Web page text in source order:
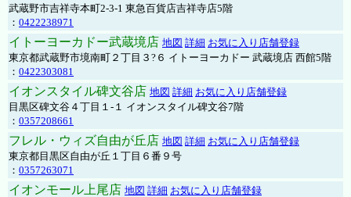
武蔵野市吉祥寺本町2-3-1 東急百貨店吉祥寺店5階
： 0422238971
イトーヨーカドー武蔵境店 地図 詳細 お気に入り店舗登録
東京都武蔵野市境南町２丁目３?６ イトーヨーカドー 武蔵境店 西館5階
： 0422303081
イオンスタイル碑文谷店 地図 詳細 お気に入り店舗登録
目黒区碑文谷４丁目１-１ イオンスタイル碑文谷7階
： 0357208661
フレル・ウィズ自由が丘店 地図 詳細 お気に入り店舗登録
東京都目黒区自由が丘１丁目６番９号
： 0357263071
イオンモール上尾店 地図 詳細 お気に入り店舗登録